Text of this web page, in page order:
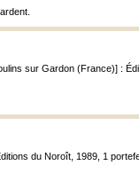
sur Gardon (France)] :
du Noroît, 1989, 1